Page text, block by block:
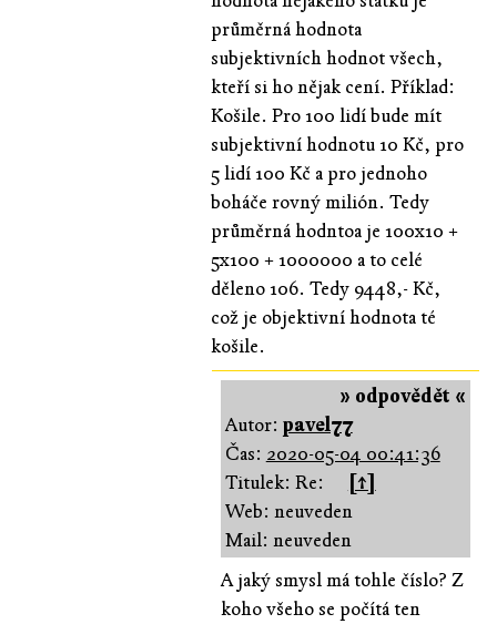
průměrná hodnota
subjektivních hodnot všech,
kteří si ho nějak cení. Příklad:
Košile. Pro 100 lidí bude mít
subjektivní hodnotu 10 Kč, pro
5 lidí 100 Kč a pro jednoho
boháče rovný milión. Tedy
průměrná hodntoa je 100x10 +
5x100 + 1000000 a to celé
děleno 106. Tedy 9448,- Kč,
což je objektivní hodnota té
košile.
» odpovědět «
Autor: pavel77
Čas: 2020-05-04 00:41:36
Titulek: Re:
[↑]
Web: neuveden
Mail: neuveden
A jaký smysl má tohle číslo? Z
koho všeho se počítá ten